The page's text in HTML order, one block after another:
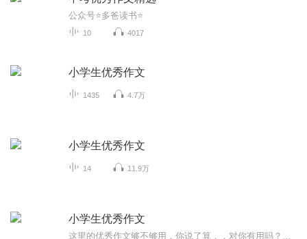
公众号⭐多爸读书⭐
10 4017
小学生优秀作文
1435 4.7万
小学生优秀作文
14 11.9万
小学生优秀作文